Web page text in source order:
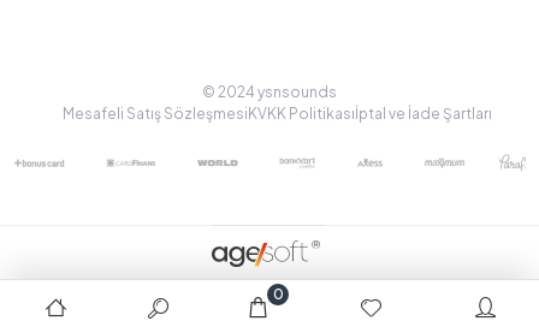
© 2024 ysnsounds
Mesafeli Satış Sözleşmesi KVKK Politikasıİptal ve İade Şartları
0